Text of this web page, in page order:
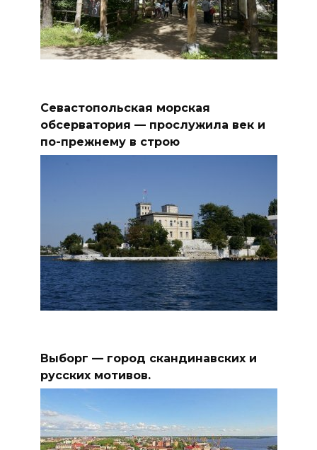
Севастопольская морская
обсерватория — прослужила век и
по-прежнему в строю
Выборг — город скандинавских и
русских мотивов.